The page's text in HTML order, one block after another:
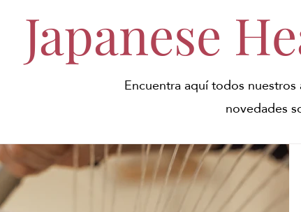
Japanese
Encuentra aquí todos
novedades